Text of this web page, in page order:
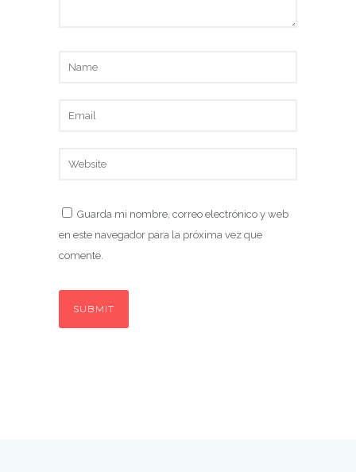
Guarda mi nombre, correo electrónico y web
en este navegador para la próxima vez que
comente.